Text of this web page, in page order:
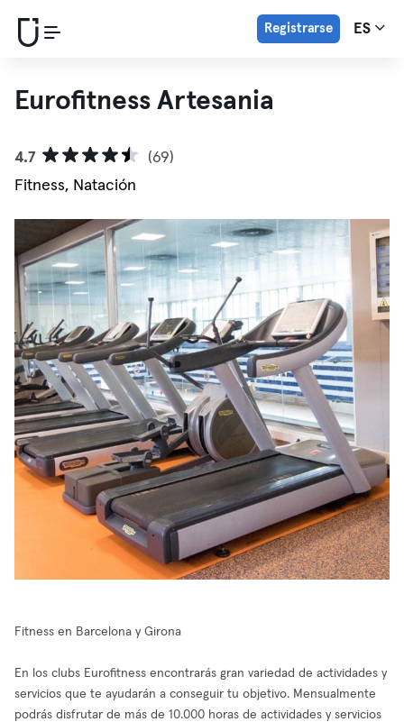
Registrarse ES
Eurofitness Artesania
4.7
(69)
Fitness, Natación
Fitness en Barcelona y Girona
En los clubs Eurofitness encontrarás gran variedad de actividades y
servicios que te ayudarán a conseguir tu objetivo. Mensualmente
podrás disfrutar de más de 10.000 horas de actividades y servicios